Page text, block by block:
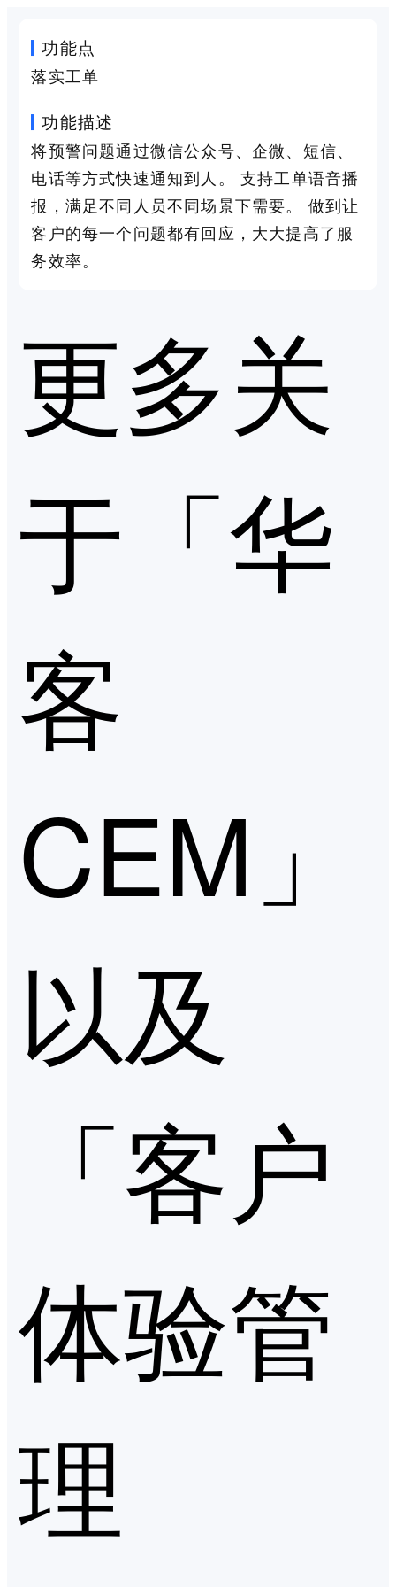
功能点
落实工单
功能描述
将预警问题通过微信公众号、企微、短信、
电话等方式快速通知到人。 支持工单语音播
报，满足不同人员不同场景下需要。 做到让
客户的每一个问题都有回应，大大提高了服
务效率。
更多关
于「华
客
CEM」
以及
「客户
体验管
理